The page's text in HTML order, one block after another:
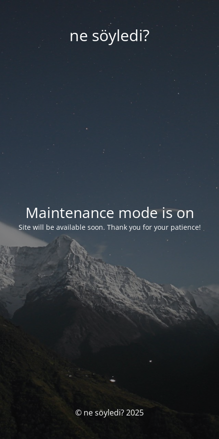
ne söyledi?
Maintenance mode is on
Site will be available soon. Thank you for your patience!
© ne söyledi? 2025